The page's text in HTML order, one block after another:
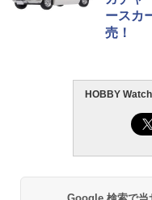
ースカ
売！
HOBBY